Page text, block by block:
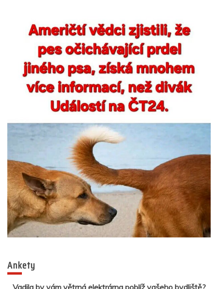
Ankety
Vadila by vám větrná elektrárna poblíž vašeho bydliště?